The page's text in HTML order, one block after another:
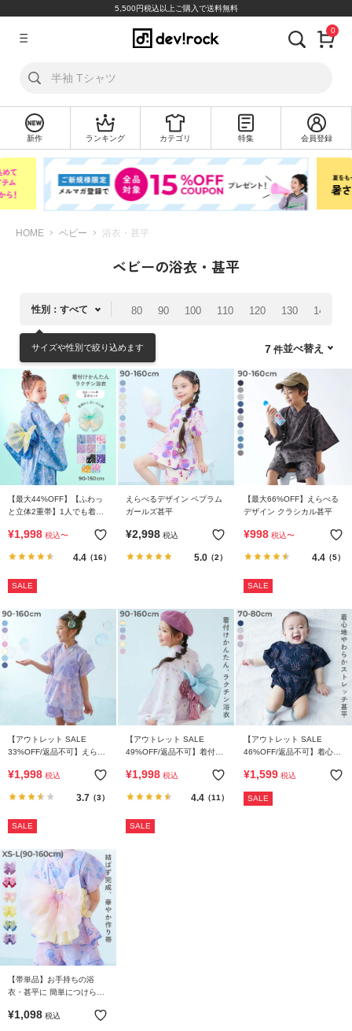
5,500円税込以上ご購入で送料無料
ロ
新
テ
リ
か
ら
探
す
ラ
ン
キ
ン
か
ら
す
新
探
す
集
か
探
子
ど
服
コ
ム
0
新作 ランキング カテゴリ 特集 会員登録
HOME ベビー 浴衣・甚平
ベビーの浴衣・甚平
性別：すべて 80 90 100 110 120 130 140
サイズや性別で絞り込めます 並べ替え
7
【最大44%OFF】【ふわっ
と立体2重帯】1人でも着ら
ワンピース型浴衣
¥1,998 税込〜
4.4（16）
SALE
えらべるデザイン ペプラム
ガールズ甚平
¥2,998 税込
5.0（2）
【最大66%OFF】えらべる
デザイン クラシカル甚平
¥998 税込〜
4.4（5）
SALE
【アウトレット SALE
33%OFF/返品不可】えらべ
ズ甚平
¥1,998 税込
3.7（3）
SALE
【アウトレット SALE
49%OFF/返品不可】着付け
ピース型浴衣
¥1,998 税込
4.4（11）
SALE
【アウトレット SALE
46%OFF/返品不可】着心地
パース
¥1,599 税込
SALE
【帯単品】お手持ちの浴
衣・甚平に 簡単につけられ
¥1,098 税込